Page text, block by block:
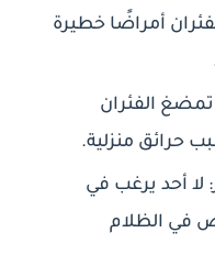
أمراضًا خطيرة
تمضغ الفئران
حرائق منزلية.
لا أحد يرغب في
في الظلام